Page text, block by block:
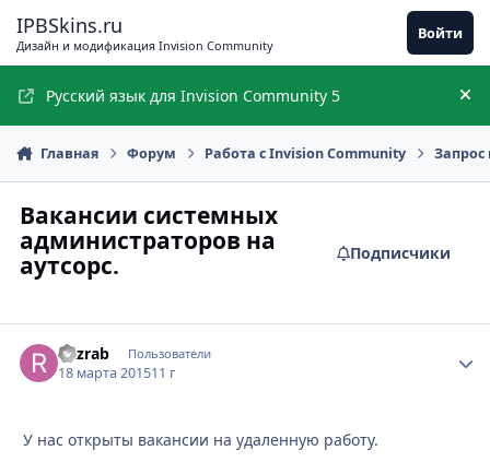
IPBSkins.ru
Дизайн и модификация Invision Community
Войти
Русский язык для Invision Community 5
Главная Форум Работа с Invision Community Запрос
Вакансии системных
администраторов на
аутсорс.
Подписчики
Razrab Пользователи
18 марта 201511 г
У нас открыты вакансии на удаленную работу.